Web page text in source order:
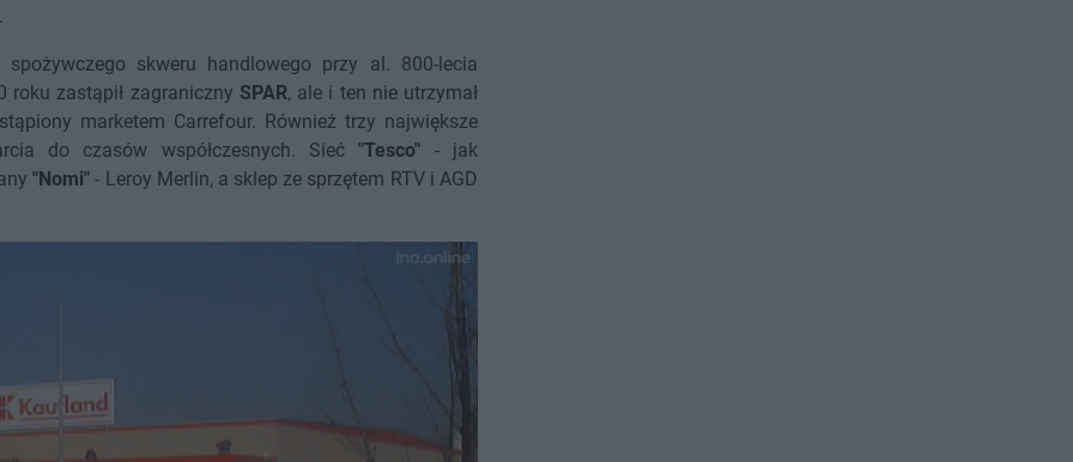
skweru handlowego przy al. 800-lecia
roku zastąpił zagraniczny SPAR, ale i ten nie utrzymał
marketem Carrefour. Również trzy największe
do czasów współczesnych. Sieć"Tesco" - jak
"Nomi" - Leroy Merlin, a sklep ze sprzętem RTV i AGD